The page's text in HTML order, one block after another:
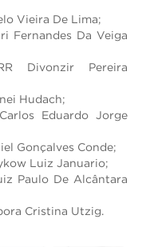
Vieira De Lima;
Fernandes Da Veiga
Divonzir Pereira
Hudach;
Eduardo Jorge
Gonçalves Conde;
Luiz Januario;
Paulo De Alcântara
Cristina Utzig.